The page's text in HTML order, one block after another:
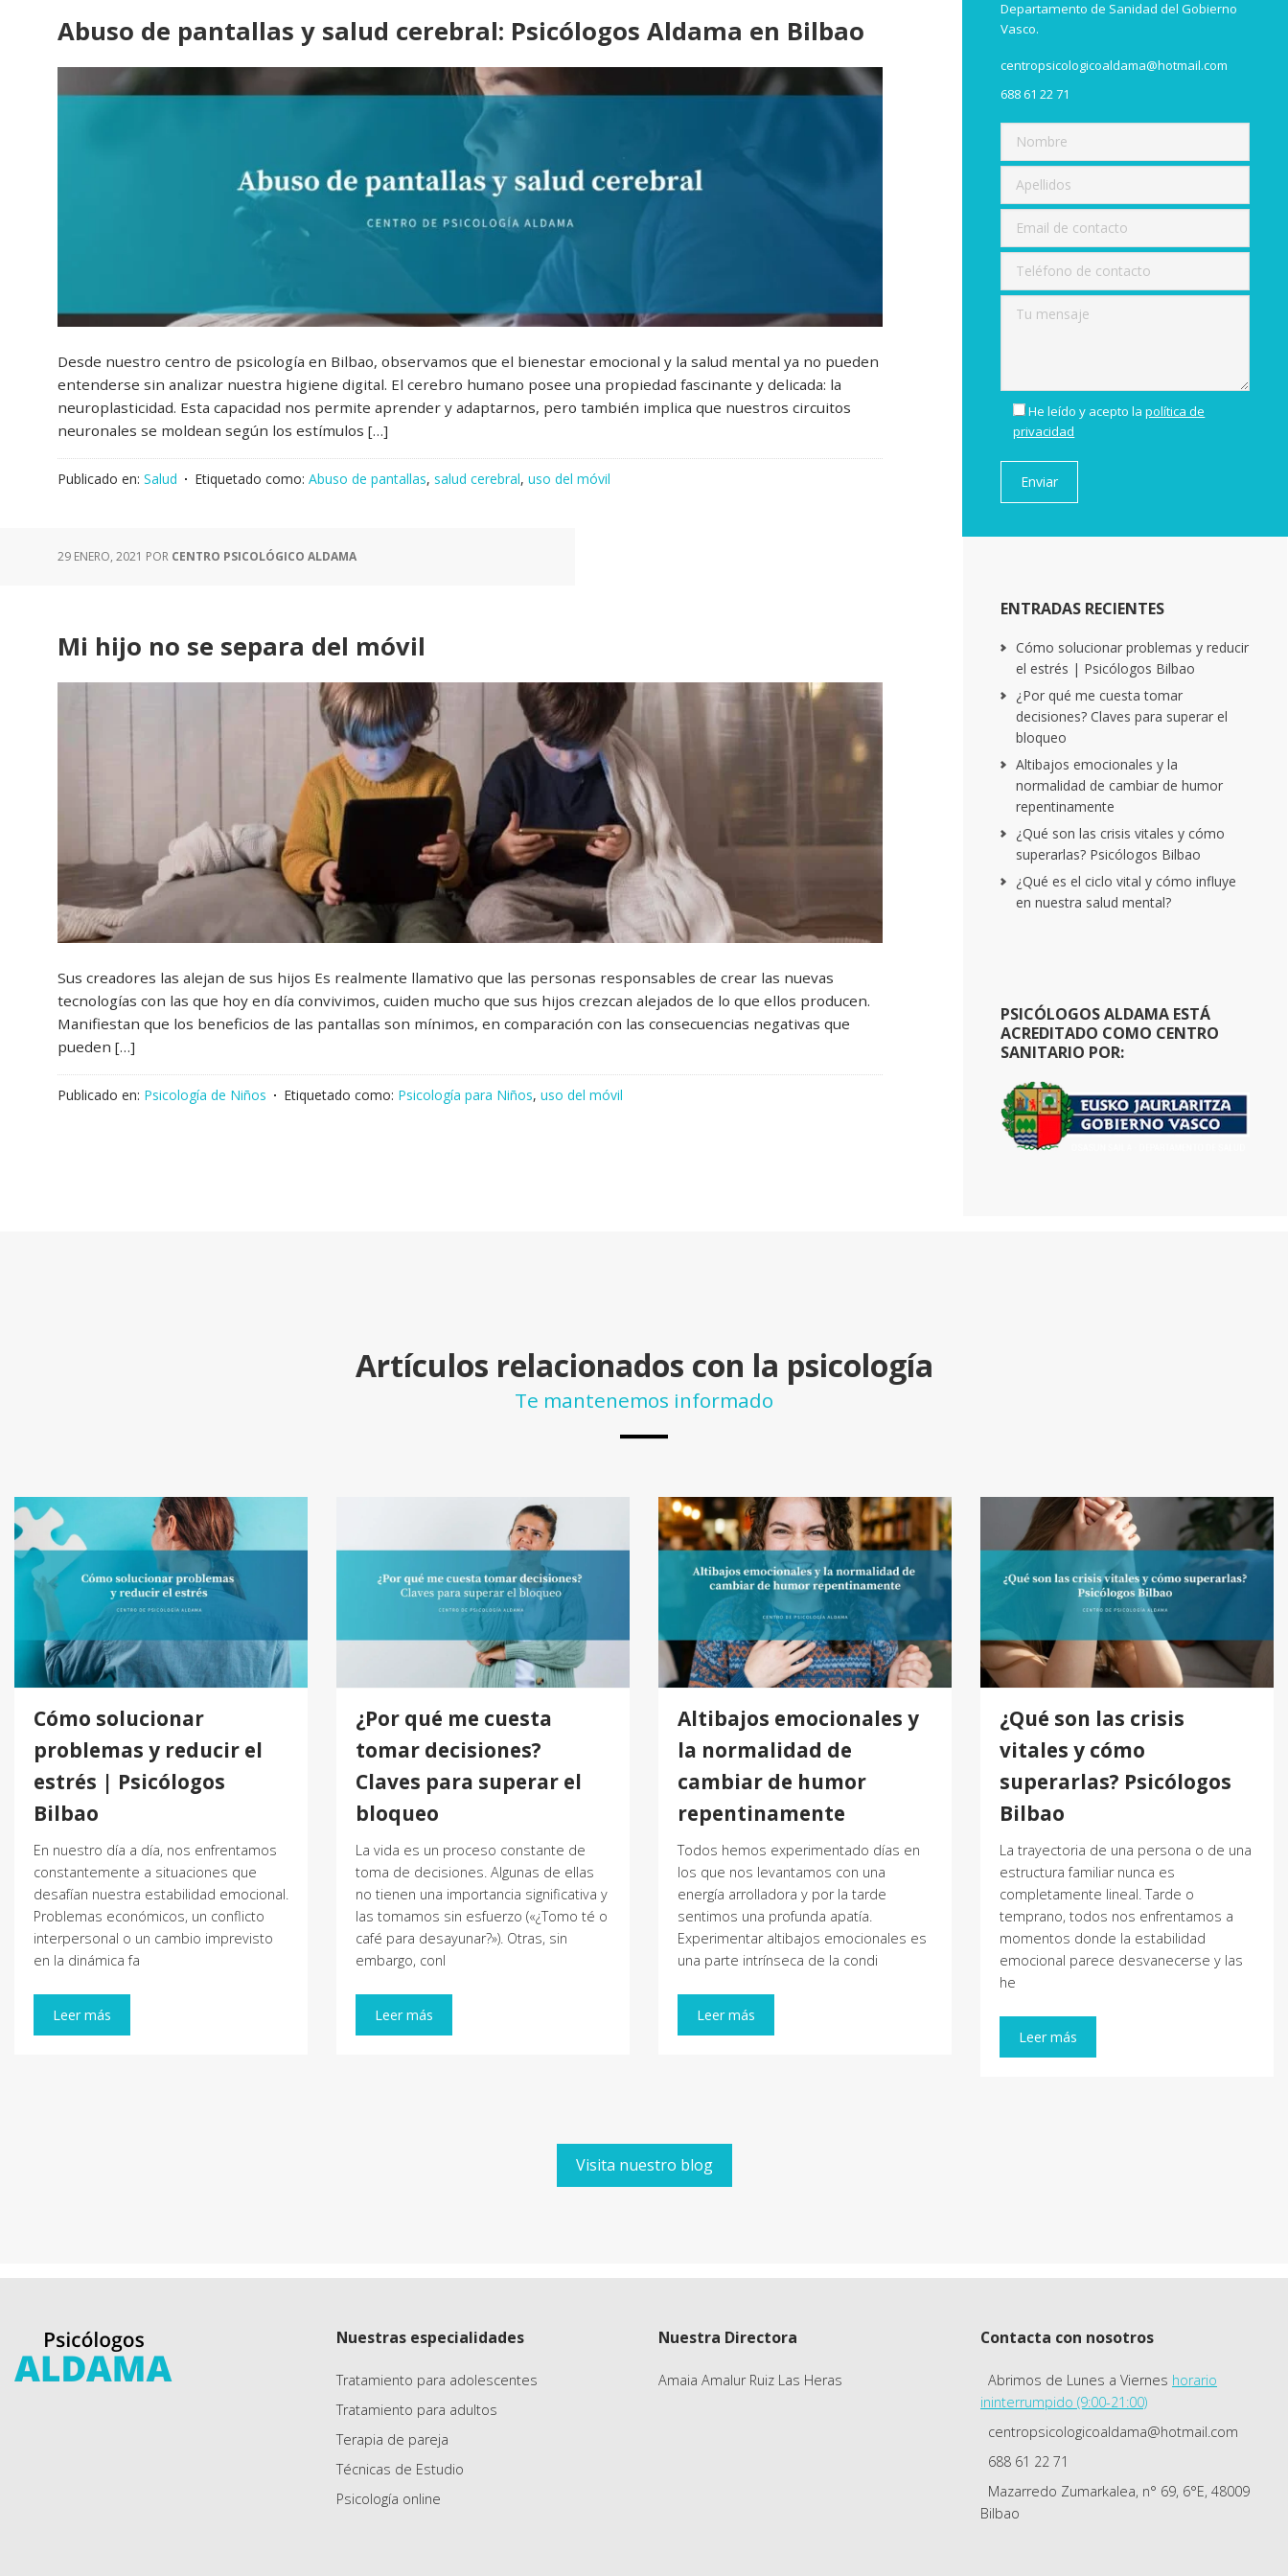
Abuso de pantallas y salud cerebral: Psicólogos Aldama en Bilbao
Desde nuestro centro de psicología en Bilbao, observamos que el bienestar emocional y la salud mental ya no pueden
entenderse sin analizar nuestra higiene digital. El cerebro humano posee una propiedad fascinante y delicada: la
neuroplasticidad. Esta capacidad nos permite aprender y adaptarnos, pero también implica que nuestros circuitos
neuronales se moldean según los estímulos […]
Publicado en: Salud Etiquetado como: Abuso de pantallas, salud cerebral, uso del móvil
29 ENERO, 2021 POR CENTRO PSICOLÓGICO ALDAMA
Mi hijo no se separa del móvil
Sus creadores las alejan de sus hijos Es realmente llamativo que las personas responsables de crear las nuevas
tecnologías con las que hoy en día convivimos, cuiden mucho que sus hijos crezcan alejados de lo que ellos producen.
Manifiestan que los beneficios de las pantallas son mínimos, en comparación con las consecuencias negativas que
pueden […]
Publicado en: Psicología de Niños Etiquetado como: Psicología para Niños, uso del móvil
Departamento de Sanidad del Gobierno
Vasco.
centropsicologicoaldama@hotmail.com
688 61 22 71
He leído y acepto lapolítica de
privacidad
ENTRADAS RECIENTES
Cómo solucionar problemas y reducir
el estrés | Psicólogos Bilbao
¿Por qué me cuesta tomar
decisiones? Claves para superar el
bloqueo
Altibajos emocionales y la
normalidad de cambiar de humor
repentinamente
¿Qué son las crisis vitales y cómo
superarlas? Psicólogos Bilbao
¿Qué es el ciclo vital y cómo influye
en nuestra salud mental?
PSICÓLOGOS ALDAMA ESTÁ
ACREDITADO COMO CENTRO
SANITARIO POR:
Artículos relacionados con la psicología
Te mantenemos informado
Cómo solucionar
problemas y reducir el
estrés | Psicólogos
Bilbao
En nuestro día a día, nos enfrentamos
constantemente a situaciones que
desafían nuestra estabilidad emocional.
Problemas económicos, un conflicto
interpersonal o un cambio imprevisto
en la dinámica fa
Leer más
¿Por qué me cuesta
tomar decisiones?
Claves para superar el
bloqueo
La vida es un proceso constante de
toma de decisiones. Algunas de ellas
no tienen una importancia significativa y
las tomamos sin esfuerzo («¿Tomo té o
café para desayunar?»). Otras, sin
embargo, conl
Leer más
Altibajos emocionales y
la normalidad de
cambiar de humor
repentinamente
Todos hemos experimentado días en
los que nos levantamos con una
energía arrolladora y por la tarde
sentimos una profunda apatía.
Experimentar altibajos emocionales es
una parte intrínseca de la condi
Leer más
¿Qué son las crisis
vitales y cómo
superarlas? Psicólogos
Bilbao
La trayectoria de una persona o de una
estructura familiar nunca es
completamente lineal. Tarde o
temprano, todos nos enfrentamos a
momentos donde la estabilidad
emocional parece desvanecerse y las
he
Leer más
Visita nuestro blog
Nuestras especialidades
Tratamiento para adolescentes
Tratamiento para adultos
Terapia de pareja
Técnicas de Estudio
Psicología online
Nuestra Directora
Amaia Amalur Ruiz Las Heras
Contacta con nosotros
Abrimos de Lunes a Viernes horario
ininterrumpido (9:00-21:00)
centropsicologicoaldama@hotmail.com
688 61 22 71
Mazarredo Zumarkalea, n° 69, 6°E, 48009
Bilbao